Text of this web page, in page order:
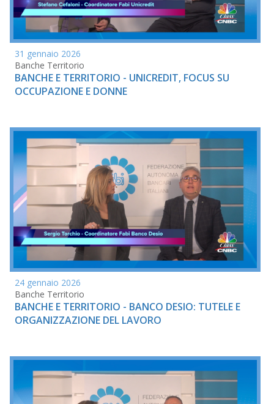
31 gennaio 2026
Banche Territorio
BANCHE E TERRITORIO - UNICREDIT, FOCUS SU
OCCUPAZIONE E DONNE
24 gennaio 2026
Banche Territorio
BANCHE E TERRITORIO - BANCO DESIO: TUTELE E
ORGANIZZAZIONE DEL LAVORO